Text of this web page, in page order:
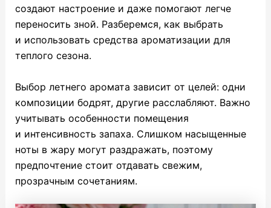
создают настроение и даже помогают легче
переносить зной. Разберемся, как выбрать
и использовать средства ароматизации для
теплого сезона.
Выбор летнего аромата зависит от целей: одни
композиции бодрят, другие расслабляют. Важно
учитывать особенности помещения
и интенсивность запаха. Слишком насыщенные
ноты в жару могут раздражать, поэтому
предпочтение стоит отдавать свежим,
прозрачным сочетаниям.